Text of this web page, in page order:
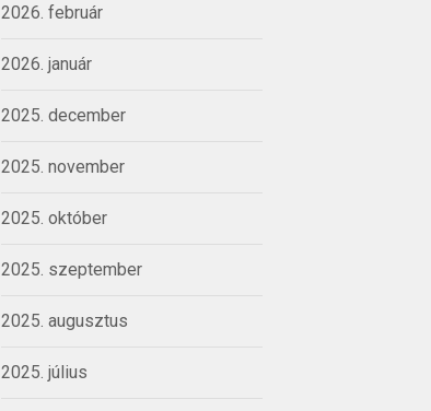
2026. február
2026. január
2025. december
2025. november
2025. október
2025. szeptember
2025. augusztus
2025. július